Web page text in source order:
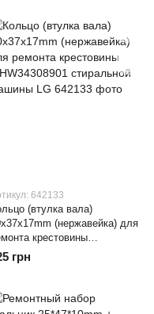
642133
(втулка вала)
(нержавейка) для
крестовины
стиральной
LG
грн